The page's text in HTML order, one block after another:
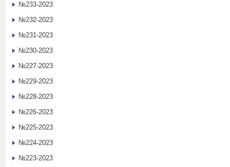
№233-2023
№232-2023
№231-2023
№230-2023
№227-2023
№229-2023
№228-2023
№226-2023
№225-2023
№224-2023
№223-2023